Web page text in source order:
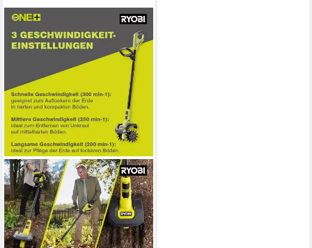
RYOBI
Akku-Motorhacke 18 V ONE+
RY18CVA-0
229,99 €
21,01 €mtl. in 12 Raten
leider ausverkauft